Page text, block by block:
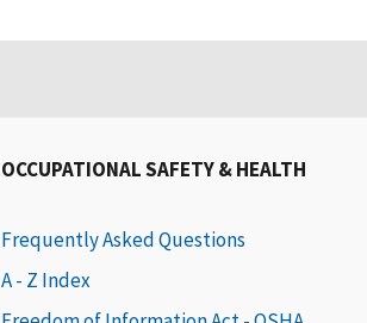
OCCUPATIONAL SAFETY & HEALTH
Frequently Asked Questions
A - Z Index